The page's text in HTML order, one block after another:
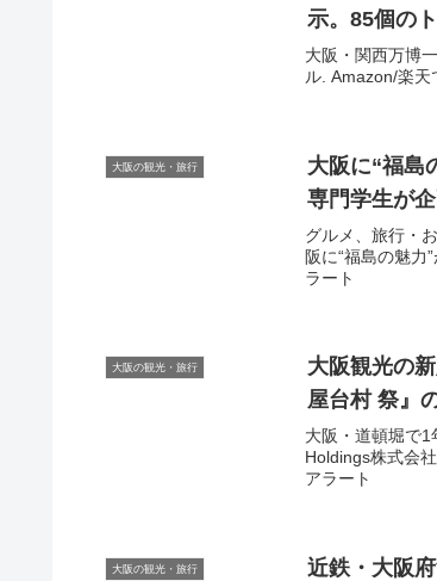
示。85個の
大阪・関西万博
ル. Amazon/楽天
大阪の観光・旅行 大阪に“福島
専門学生が
グルメ、旅行・
阪に“福島の魅
ラート
大阪の観光・旅行 大阪観光の
屋台村 祭』
大阪・道頓堀で
Holdings株式会
アラート
大阪の観光・旅行 近鉄・ 大阪